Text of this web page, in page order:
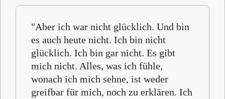
"Aber ich war nicht glücklich. Und bin
es auch heute nicht. Ich bin nicht
glücklich. Ich bin gar nicht. Es gibt
mich nicht. Alles, was ich fühle,
wonach ich mich sehne, ist weder
greifbar für mich, noch zu erklären. Ich